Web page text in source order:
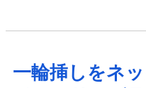
一輪挿しをネ